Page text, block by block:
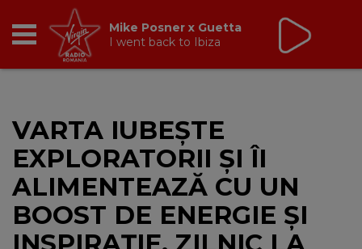
BREAKFAST
TIC TALK
CÂȘTIGĂ
Mike Posner x Guetta
I went back to Ibiza
VARTA IUBEȘTE
EXPLORATORII ȘI ÎI
ALIMENTEAZĂ CU UN
BOOST DE ENERGIE ȘI